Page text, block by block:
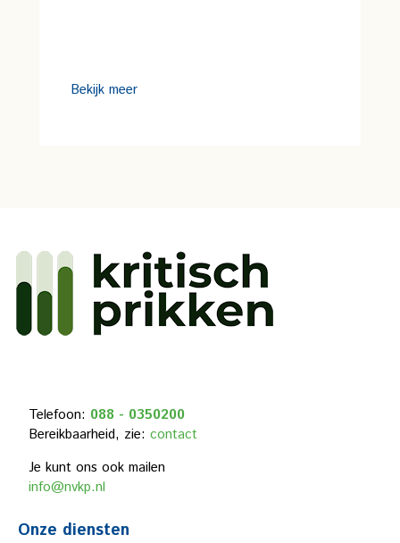
Bekijk meer
Telefoon: 088 - 0350200
Bereikbaarheid, zie: contact
Je kunt ons ook mailen
info@nvkp.nl
Onze diensten